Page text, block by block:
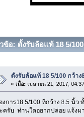
ข้อ: ตั้งรับล้อแท้ 18 5/
ตั้งรับล้อแท้ 18 5/100 กว้า
« เมื่อ: เมษายน 21, 2017,
งการ18 5/100 ที่กว้าง 8.5 นิ้
ครับ ท่านใดอยากปล่อย แจ้งม